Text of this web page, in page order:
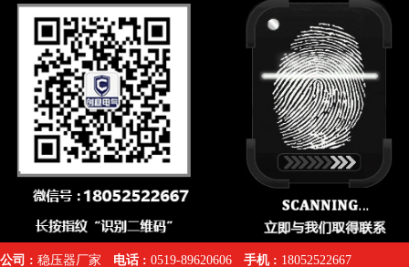
公司 : 稳压器厂家 电话 : 0519-89620606 手机 : 18052522667